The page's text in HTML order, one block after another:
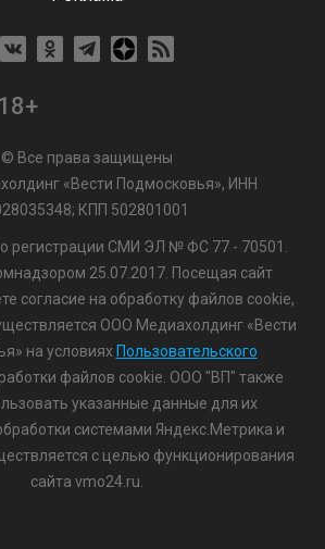
18+
© Все права защищены
«Вести Подмосковья», ИНН
КПП 502801001
регистрации СМИ ЭЛ № ФС 77 - 70501.
25.07.2017. Посещая сайт
согласие на обработку файлов cookie,
ООО Медиахолдинг «Вести
на условиях Пользовательского
файлов cookie. ООО "ВП" также
указанные данные для их
системами Яндекс.Метрика и
с целью функционирования
сайта vmo24.ru.